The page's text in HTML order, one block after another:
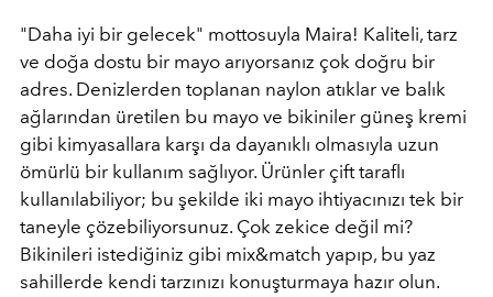
"Daha iyi bir gelecek" mottosuyla Maira! Kaliteli, tarz
ve doğa dostu bir mayo arıyorsanız çok doğru bir
adres. Denizlerden toplanan naylon atıklar ve balık
ağlarından üretilen bu mayo ve bikiniler güneş kremi
gibi kimyasallara karşı da dayanıklı olmasıyla uzun
ömürlü bir kullanım sağlıyor. Ürünler çift taraflı
kullanılabiliyor; bu şekilde iki mayo ihtiyacınızı tek bir
taneyle çözebiliyorsunuz. Çok zekice değil mi?
Bikinileri istediğiniz gibi mix&match yapıp, bu yaz
sahillerde kendi tarzınızı konuşturmaya hazır olun.